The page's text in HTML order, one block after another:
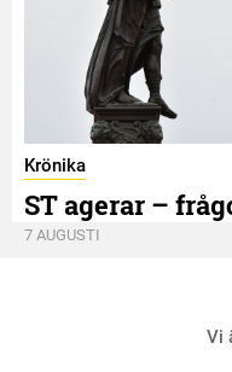
Krönika
ST agerar –
7 AUGUSTI
Vi